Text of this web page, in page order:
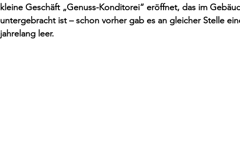
kleine Geschäft „Genuss-Konditorei“ eröffnet, das im
untergebracht ist – schon vorher gab es an gleicher Stelle
jahrelang leer.